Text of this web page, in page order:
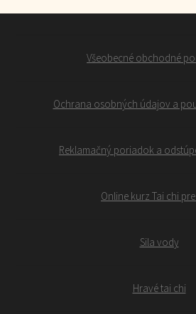
Všeobecné obchodné
Ochrana osobných údajov a
Reklamačný poriadok a
Online kurz Tai chi
Sila vody
Hravé tai chi